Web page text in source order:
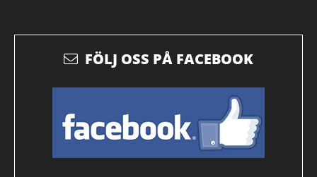
FÖLJ OSS PÅ FACEBOOK